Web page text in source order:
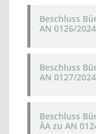
Beschluss
AN 0126/2024
Beschluss
AN 0127/2024
Beschluss
ÄA zu AN